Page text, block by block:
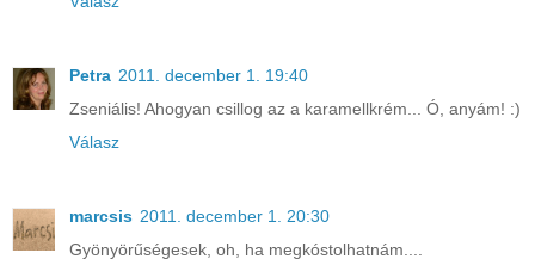
Petra 2011. december 1. 19:40
Zseniális! Ahogyan csillog az a karamellkrém... Ó, anyám! :)
Válasz
marcsis 2011. december 1. 20:30
Gyönyörűségesek, oh, ha megkóstolhatnám....